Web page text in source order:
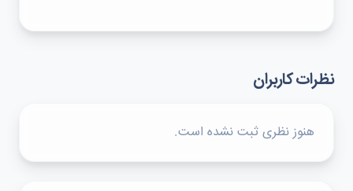
نظرات کاربران
هنوز نظری ثبت نشده است.